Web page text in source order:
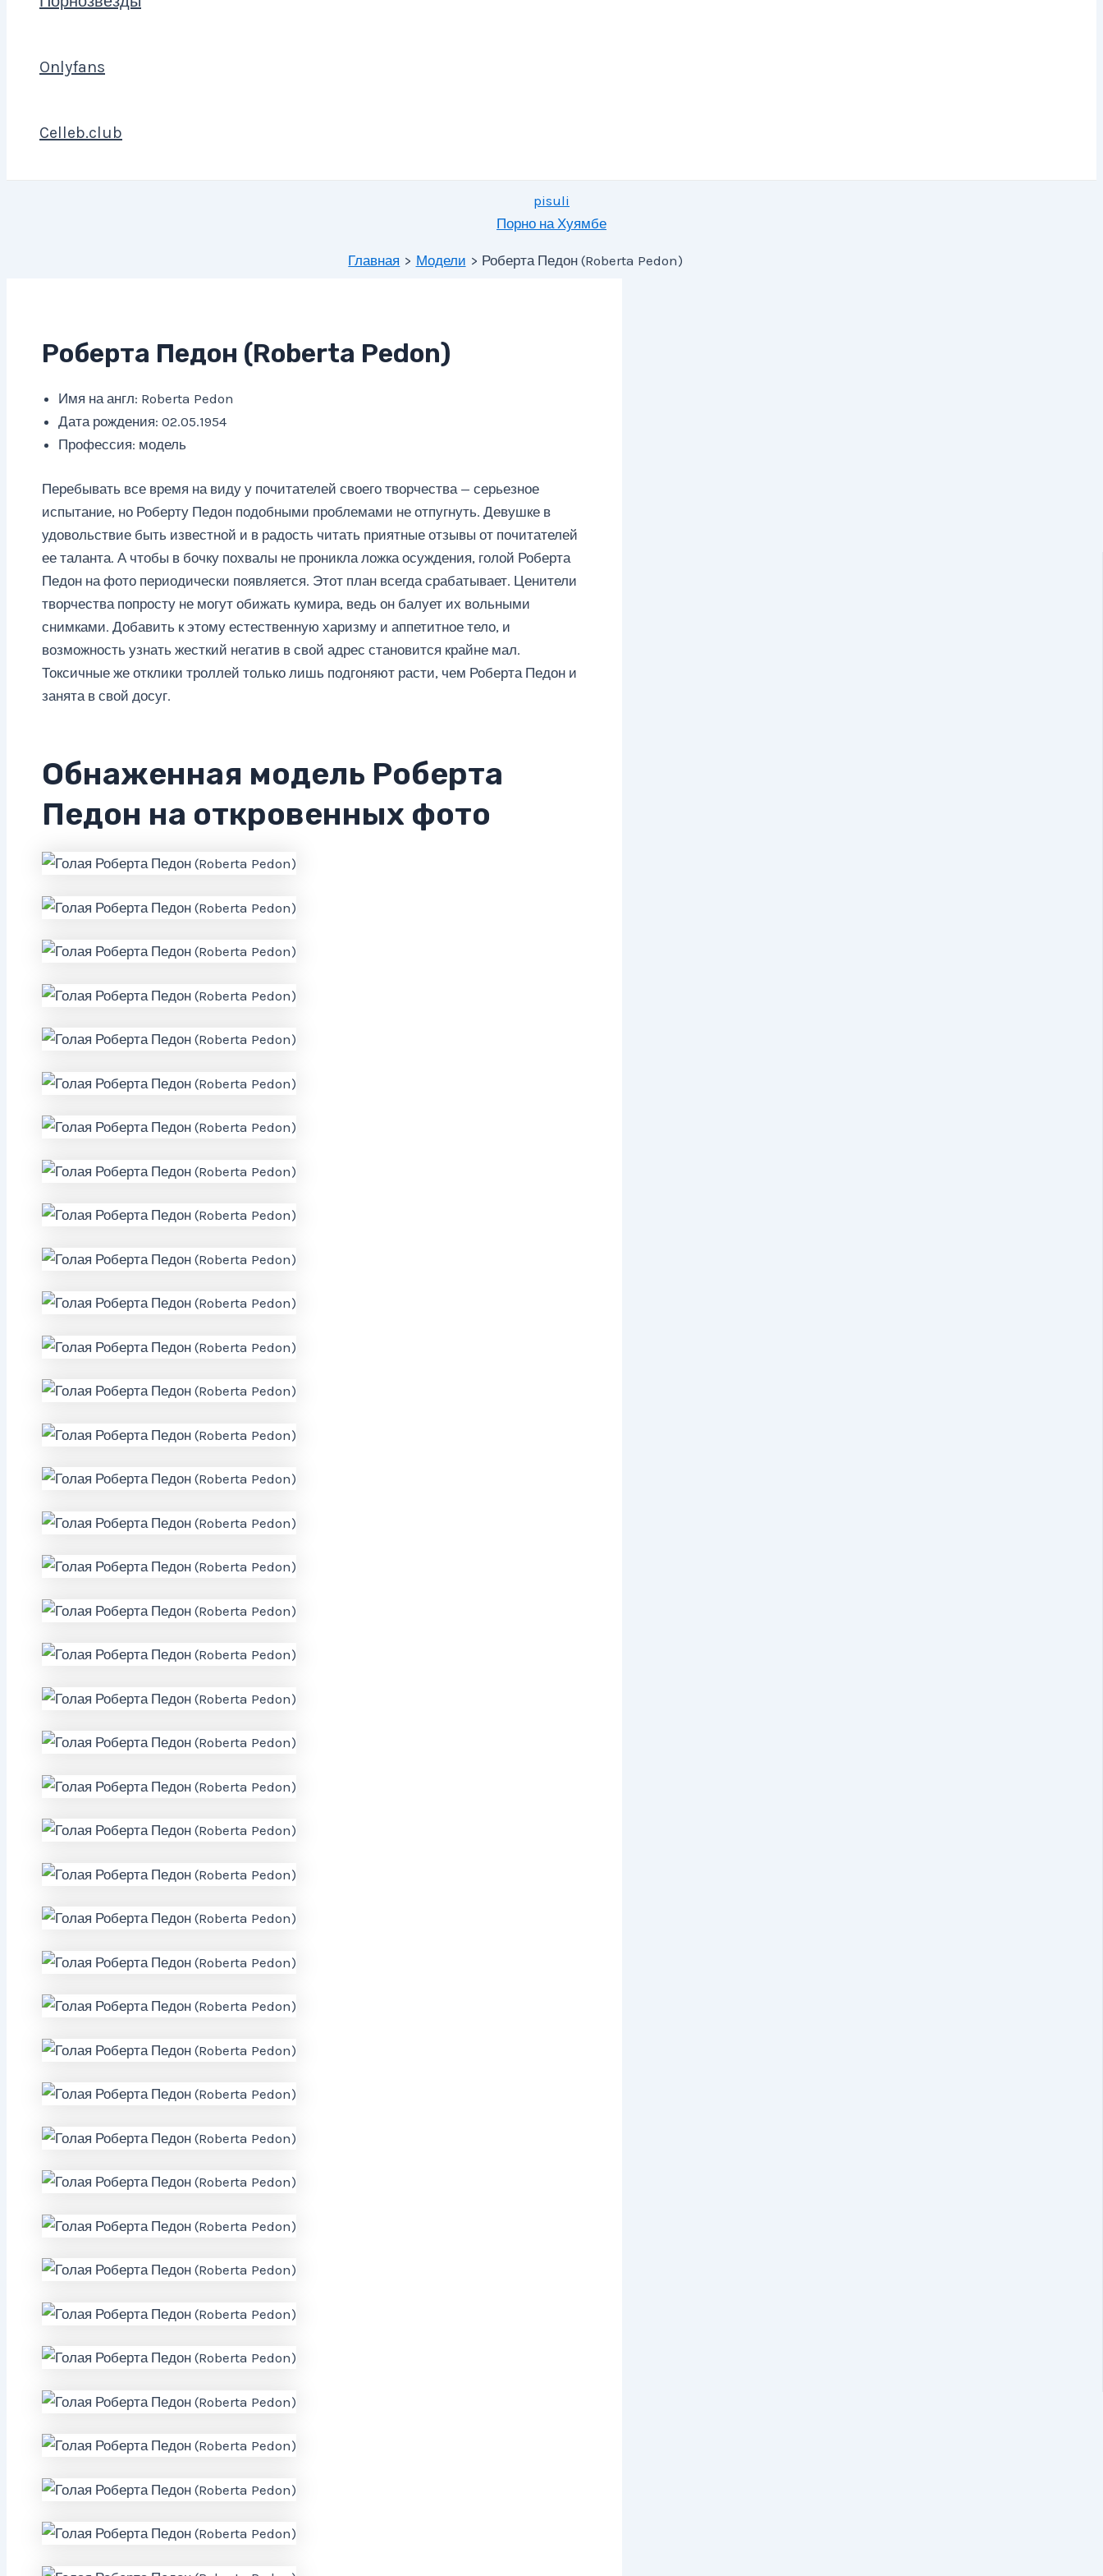
Onlyfans
Celleb.club
pisuli
Порно на Хуямбе
Главная Модели Роберта Педон (Roberta Pedon)
Роберта Педон (Roberta Pedon)
Имя на англ: Roberta Pedon
Дата рождения: 02.05.1954
Профессия: модель
Перебывать все время на виду у почитателей своего творчества — серьезное
испытание, но Роберту Педон подобными проблемами не отпугнуть. Девушке в
удовольствие быть известной и в радость читать приятные отзывы от почитателей
ее таланта. А чтобы в бочку похвалы не проникла ложка осуждения, голой Роберта
Педон на фото периодически появляется. Этот план всегда срабатывает. Ценители
творчества попросту не могут обижать кумира, ведь он балует их вольными
снимками. Добавить к этому естественную харизму и аппетитное тело, и
возможность узнать жесткий негатив в свой адрес становится крайне мал.
Токсичные же отклики троллей только лишь подгоняют расти, чем Роберта Педон и
занята в свой досуг.
Обнаженная модель Роберта
Педон на откровенных фото